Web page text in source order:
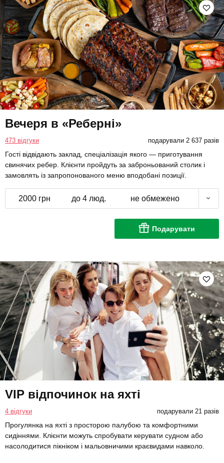
Вечеря в «Реберні»
473 відгуки подарували 2 637 разів
Гості відвідають заклад, спеціалізація якого — приготування
свинячих ребер. Клієнти пройдуть за заброньований столик і
замовлять із запропонованого меню вподобані позиції.
2000 грн до 4 люд. не обмежено
Подарувати
VIP відпочинок на яхті
4 відгуки подарували 21 разів
Прогулянка на яхті з просторою палубою та комфортними
сидіннями. Клієнти можуть спробувати керувати судном або
насолодитися пікніком і мальовничими краєвидами навколо.